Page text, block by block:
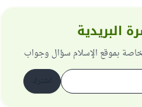
البريدية
بموقع الإسلام سؤال وجواب